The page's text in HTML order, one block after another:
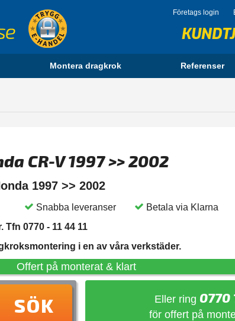
Företags login
Montera dragkrok Referenser
CR-V 1997 >> 2002
1997 >> 2002
Snabba leveranser
Betala via Klarna
0770 - 11 44 11
i en av våra verkstäder.
Offert på monterat & klart
SÖK Eller ring 0770
för offert på